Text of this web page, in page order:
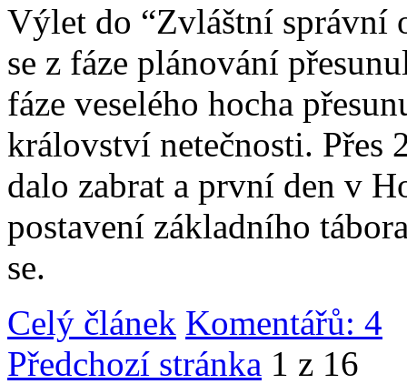
Výlet do “Zvláštní správní
se z fáze plánování
fáze veselého hocha
království netečnosti. Přes
dalo zabrat a první den v
postavení základního
se.
Celý článek Komentářů: 4
Předchozí stránka 1 z 16